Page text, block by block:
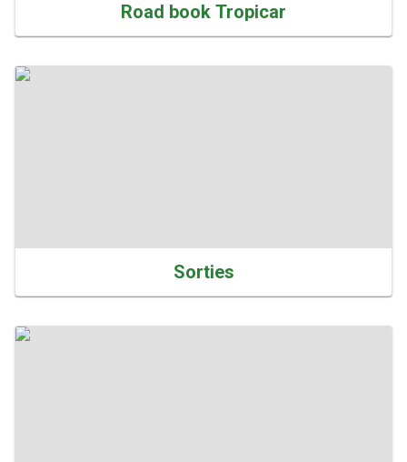
Road book Tropicar
Sorties